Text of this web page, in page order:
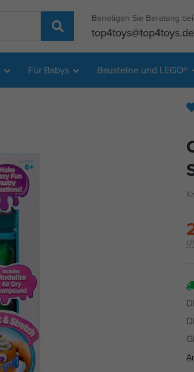
Benötigen Sie Beratung
top4toys@top4toys.de
Für Babys Bausteine und LEGO®